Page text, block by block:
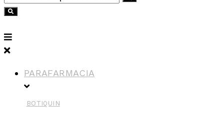
PARAFARMACIA
BOTIQUIN